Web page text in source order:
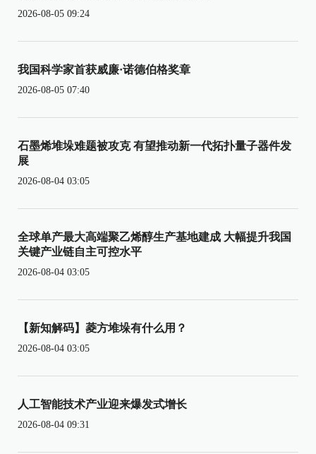
2026-08-05 09:24
我国科学家首获威廉·诺德伯格奖章
2026-08-05 07:40
石墨烯堆垛难题被攻克 有望推动新一代拓扑量子器件发
展
2026-08-04 03:05
全球单产最大高端聚乙烯醇生产基地建成 大幅提升我国
关键产业链自主可控水平
2026-08-04 03:05
【新知解码】菱方堆垛有什么用？
2026-08-04 03:05
人工智能技术产业迎来爆发式增长
2026-08-04 09:31